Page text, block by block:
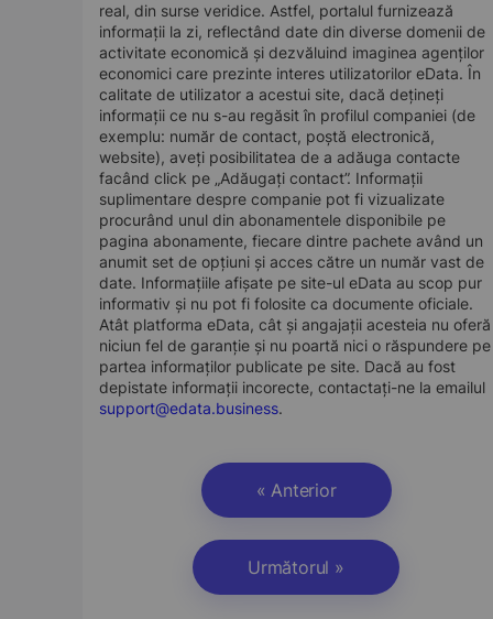
real, din surse veridice. Astfel, portalul furnizează
informații la zi, reflectând date din diverse domenii de
activitate economică și dezvăluind imaginea agenților
economici care prezinte interes utilizatorilor eData. În
calitate de utilizator a acestui site, dacă dețineți
informații ce nu s-au regăsit în profilul companiei (de
exemplu: număr de contact, poștă electronică,
website), aveți posibilitatea de a adăuga contacte
facând click pe „Adăugați contact”. Informații
suplimentare despre companie pot fi vizualizate
procurând unul din abonamentele disponibile pe
pagina abonamente, fiecare dintre pachete având un
anumit set de opțiuni și acces către un număr vast de
date. Informațiile afișate pe site-ul eData au scop pur
informativ și nu pot fi folosite ca documente oficiale.
Atât platforma eData, cât și angajații acesteia nu oferă
niciun fel de garanție și nu poartă nici o răspundere pe
partea informaților publicate pe site. Dacă au fost
depistate informații incorecte, contactați-ne la emailul
support@edata.business.
« Anterior
Următorul »